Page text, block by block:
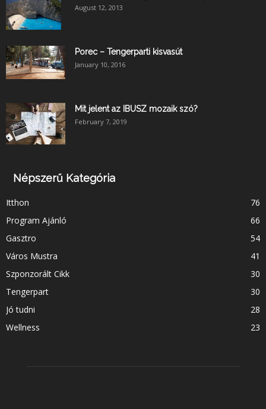
August 12, 2013
Porec – Tengerparti kisvasút
January 10, 2016
Mit jelent az IBUSZ mozaik szó?
February 7, 2019
Népszerű Kategória
Itthon
76
Program Ajánló
66
Gasztro
54
Város Mustra
41
Szponzorált Cikk
30
Tengerpart
30
Jó tudni
28
Wellness
23